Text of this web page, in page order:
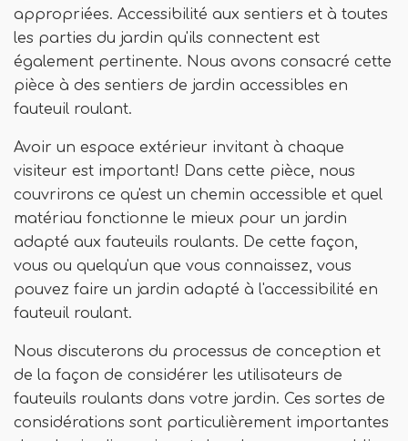
appropriées. Accessibilité aux sentiers et à toutes
les parties du jardin qu'ils connectent est
également pertinente. Nous avons consacré cette
pièce à des sentiers de jardin accessibles en
fauteuil roulant.
Avoir un espace extérieur invitant à chaque
visiteur est important! Dans cette pièce, nous
couvrirons ce qu'est un chemin accessible et quel
matériau fonctionne le mieux pour un jardin
adapté aux fauteuils roulants. De cette façon,
vous ou quelqu'un que vous connaissez, vous
pouvez faire un jardin adapté à l'accessibilité en
fauteuil roulant.
Nous discuterons du processus de conception et
de la façon de considérer les utilisateurs de
fauteuils roulants dans votre jardin. Ces sortes de
considérations sont particulièrement importantes